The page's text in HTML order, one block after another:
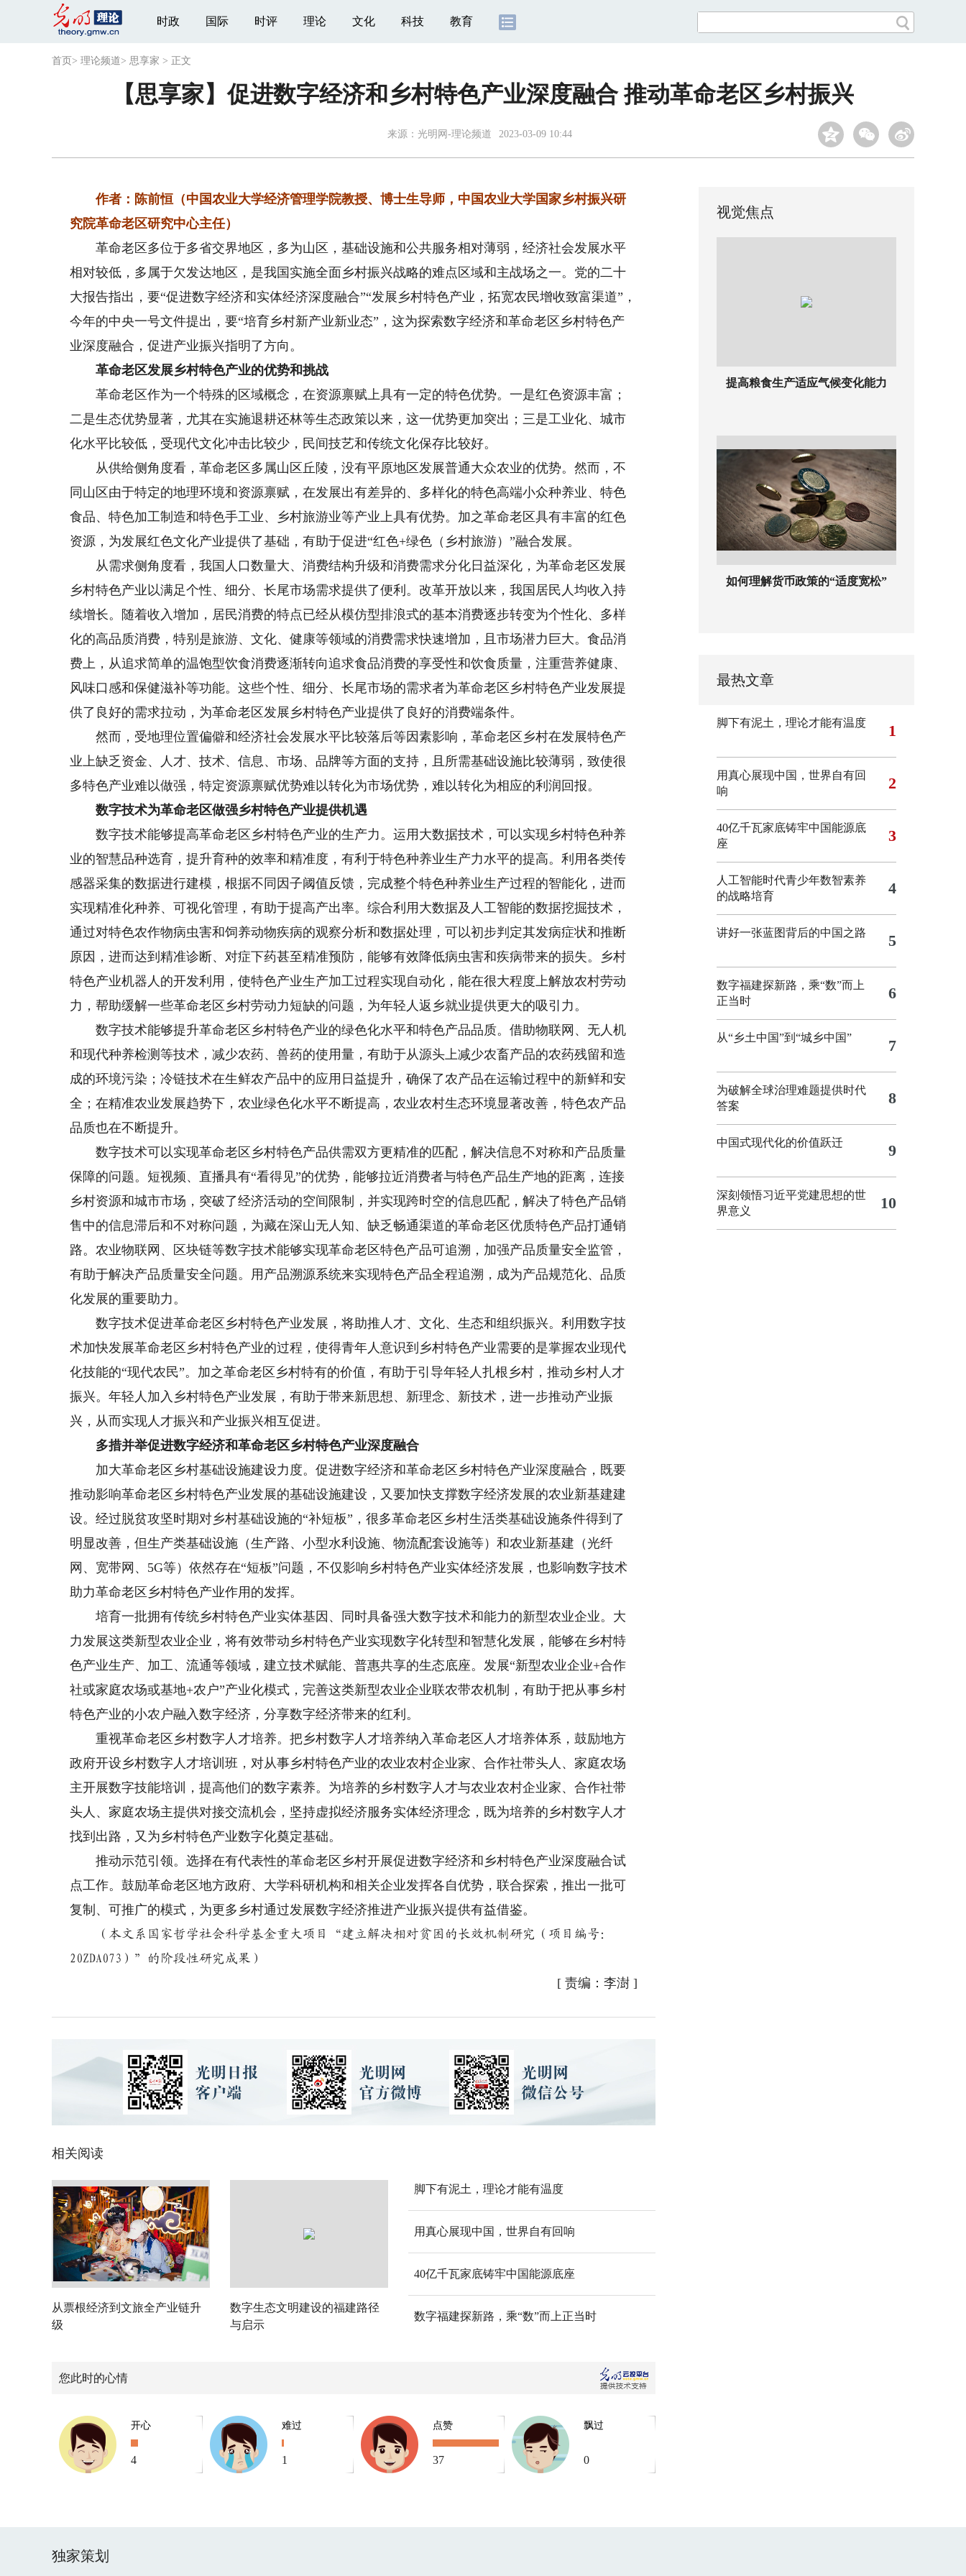
时政 国际 时评 理论 文化 科技 教育
首页 > 理论频道> 思享家 > 正文
【思享家】促进数字经济和乡村特色产业深度融合 推动革命老区乡村振兴
来源： 光明网-理论频道 2023-03-09 10:44
作者：陈前恒（中国农业大学经济管理学院教授、博士生导师，中国农业大学国家乡村振兴研
究院革命老区研究中心主任）
革命老区多位于多省交界地区，多为山区，基础设施和公共服务相对薄弱，经济社会发展水平
相对较低，多属于欠发达地区，是我国实施全面乡村振兴战略的难点区域和主战场之一。党的二十
大报告指出，要“促进数字经济和实体经济深度融合”“发展乡村特色产业，拓宽农民增收致富渠道”，
今年的中央一号文件提出，要“培育乡村新产业新业态”，这为探索数字经济和革命老区乡村特色产
业深度融合，促进产业振兴指明了方向。
革命老区发展乡村特色产业的优势和挑战
革命老区作为一个特殊的区域概念，在资源禀赋上具有一定的特色优势。一是红色资源丰富；
二是生态优势显著，尤其在实施退耕还林等生态政策以来，这一优势更加突出；三是工业化、城市
化水平比较低，受现代文化冲击比较少，民间技艺和传统文化保存比较好。
从供给侧角度看，革命老区多属山区丘陵，没有平原地区发展普通大众农业的优势。然而，不
同山区由于特定的地理环境和资源禀赋，在发展出有差异的、多样化的特色高端小众种养业、特色
食品、特色加工制造和特色手工业、乡村旅游业等产业上具有优势。加之革命老区具有丰富的红色
资源，为发展红色文化产业提供了基础，有助于促进“红色+绿色（乡村旅游）”融合发展。
从需求侧角度看，我国人口数量大、消费结构升级和消费需求分化日益深化，为革命老区发展
乡村特色产业以满足个性、细分、长尾市场需求提供了便利。改革开放以来，我国居民人均收入持
续增长。随着收入增加，居民消费的特点已经从模仿型排浪式的基本消费逐步转变为个性化、多样
化的高品质消费，特别是旅游、文化、健康等领域的消费需求快速增加，且市场潜力巨大。食品消
费上，从追求简单的温饱型饮食消费逐渐转向追求食品消费的享受性和饮食质量，注重营养健康、
风味口感和保健滋补等功能。这些个性、细分、长尾市场的需求者为革命老区乡村特色产业发展提
供了良好的需求拉动，为革命老区发展乡村特色产业提供了良好的消费端条件。
然而，受地理位置偏僻和经济社会发展水平比较落后等因素影响，革命老区乡村在发展特色产
业上缺乏资金、人才、技术、信息、市场、品牌等方面的支持，且所需基础设施比较薄弱，致使很
多特色产业难以做强，特定资源禀赋优势难以转化为市场优势，难以转化为相应的利润回报。
数字技术为革命老区做强乡村特色产业提供机遇
数字技术能够提高革命老区乡村特色产业的生产力。运用大数据技术，可以实现乡村特色种养
业的智慧品种选育，提升育种的效率和精准度，有利于特色种养业生产力水平的提高。利用各类传
感器采集的数据进行建模，根据不同因子阈值反馈，完成整个特色种养业生产过程的智能化，进而
实现精准化种养、可视化管理，有助于提高产出率。综合利用大数据及人工智能的数据挖掘技术，
通过对特色农作物病虫害和饲养动物疾病的观察分析和数据处理，可以初步判定其发病症状和推断
原因，进而达到精准诊断、对症下药甚至精准预防，能够有效降低病虫害和疾病带来的损失。乡村
特色产业机器人的开发利用，使特色产业生产加工过程实现自动化，能在很大程度上解放农村劳动
力，帮助缓解一些革命老区乡村劳动力短缺的问题，为年轻人返乡就业提供更大的吸引力。
数字技术能够提升革命老区乡村特色产业的绿色化水平和特色产品品质。借助物联网、无人机
和现代种养检测等技术，减少农药、兽药的使用量，有助于从源头上减少农畜产品的农药残留和造
成的环境污染；冷链技术在生鲜农产品中的应用日益提升，确保了农产品在运输过程中的新鲜和安
全；在精准农业发展趋势下，农业绿色化水平不断提高，农业农村生态环境显著改善，特色农产品
品质也在不断提升。
数字技术可以实现革命老区乡村特色产品供需双方更精准的匹配，解决信息不对称和产品质量
保障的问题。短视频、直播具有“看得见”的优势，能够拉近消费者与特色产品生产地的距离，连接
乡村资源和城市市场，突破了经济活动的空间限制，并实现跨时空的信息匹配，解决了特色产品销
售中的信息滞后和不对称问题，为藏在深山无人知、缺乏畅通渠道的革命老区优质特色产品打通销
路。农业物联网、区块链等数字技术能够实现革命老区特色产品可追溯，加强产品质量安全监管，
有助于解决产品质量安全问题。用产品溯源系统来实现特色产品全程追溯，成为产品规范化、品质
化发展的重要助力。
数字技术促进革命老区乡村特色产业发展，将助推人才、文化、生态和组织振兴。利用数字技
术加快发展革命老区乡村特色产业的过程，使得青年人意识到乡村特色产业需要的是掌握农业现代
化技能的“现代农民”。加之革命老区乡村特有的价值，有助于引导年轻人扎根乡村，推动乡村人才
振兴。年轻人加入乡村特色产业发展，有助于带来新思想、新理念、新技术，进一步推动产业振
兴，从而实现人才振兴和产业振兴相互促进。
多措并举促进数字经济和革命老区乡村特色产业深度融合
加大革命老区乡村基础设施建设力度。促进数字经济和革命老区乡村特色产业深度融合，既要
推动影响革命老区乡村特色产业发展的基础设施建设，又要加快支撑数字经济发展的农业新基建建
设。经过脱贫攻坚时期对乡村基础设施的“补短板”，很多革命老区乡村生活类基础设施条件得到了
明显改善，但生产类基础设施（生产路、小型水利设施、物流配套设施等）和农业新基建（光纤
网、宽带网、5G等）依然存在“短板”问题，不仅影响乡村特色产业实体经济发展，也影响数字技术
助力革命老区乡村特色产业作用的发挥。
培育一批拥有传统乡村特色产业实体基因、同时具备强大数字技术和能力的新型农业企业。大
力发展这类新型农业企业，将有效带动乡村特色产业实现数字化转型和智慧化发展，能够在乡村特
色产业生产、加工、流通等领域，建立技术赋能、普惠共享的生态底座。发展“新型农业企业+合作
社或家庭农场或基地+农户”产业化模式，完善这类新型农业企业联农带农机制，有助于把从事乡村
特色产业的小农户融入数字经济，分享数字经济带来的红利。
重视革命老区乡村数字人才培养。把乡村数字人才培养纳入革命老区人才培养体系，鼓励地方
政府开设乡村数字人才培训班，对从事乡村特色产业的农业农村企业家、合作社带头人、家庭农场
主开展数字技能培训，提高他们的数字素养。为培养的乡村数字人才与农业农村企业家、合作社带
头人、家庭农场主提供对接交流机会，坚持虚拟经济服务实体经济理念，既为培养的乡村数字人才
找到出路，又为乡村特色产业数字化奠定基础。
推动示范引领。选择在有代表性的革命老区乡村开展促进数字经济和乡村特色产业深度融合试
点工作。鼓励革命老区地方政府、大学科研机构和相关企业发挥各自优势，联合探索，推出一批可
复制、可推广的模式，为更多乡村通过发展数字经济推进产业振兴提供有益借鉴。
（本文系国家哲学社会科学基金重大项目“建立解决相对贫困的长效机制研究（项目编号：
20ZDA073）”的阶段性研究成果）
[ 责编：李澍]
相关阅读
从票根经济到文旅全产业链升
级
数字生态文明建设的福建路径
与启示
脚下有泥土，理论才能有温度
用真心展现中国，世界自有回响
40亿千瓦家底铸牢中国能源底座
数字福建探新路，乘“数”而上正当时
您此时的心情
开心
4
难过
1
点赞
37
飘过
0
视觉焦点
提高粮食生产适应气候变化能力
如何理解货币政策的“适度宽松”
最热文章
脚下有泥土，理论才能有温度 1
用真心展现中国，世界自有回
响
2
40亿千瓦家底铸牢中国能源底
座
3
人工智能时代青少年数智素养
的战略培育
4
讲好一张蓝图背后的中国之路 5
数字福建探新路，乘“数”而上
正当时
6
从“乡土中国”到“城乡中国” 7
为破解全球治理难题提供时代
答案
8
中国式现代化的价值跃迁 9
深刻领悟习近平党建思想的世
界意义
10
独家策划